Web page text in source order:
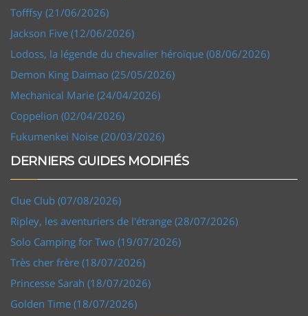
Tofffsy (21/06/2026)
Jackson Five (12/06/2026)
Lodoss, la légende du chevalier héroïque (08/06/2026)
Demon King Daimao (25/05/2026)
Mechanical Marie (24/04/2026)
Coppelion (02/04/2026)
Fukumenkei Noise (20/03/2026)
DERNIERS GUIDES MODIFIÉS
Clue Club (07/08/2026)
Ripley, les aventuriers de l'étrange (28/07/2026)
Solo Camping for Two (19/07/2026)
Très cher frère (18/07/2026)
Princesse Sarah (18/07/2026)
Golden Time (18/07/2026)